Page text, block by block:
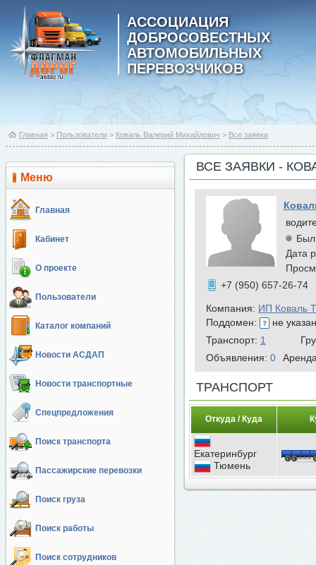
АССОЦИАЦИЯ
ДОБРОСОВЕСТНЫХ
АВТОМОБИЛЬНЫХ
ПЕРЕВОЗЧИКОВ
Главная > Пользователи > Коваль Валерий Михайлович > Все заявки
Меню
Главная
Кабинет
О проекте
Пользователи
Каталог компаний
Новости АСДАП
Новости транспортные
Спецпредложения
Поиск транспорта
Пассажирские перевозки
Поиск груза
Поиск работы
Поиск сотрудников
ВСЕ ЗАЯВКИ -
Был
Дата
+7 (950) 657-26-74
Компания: ИП Коваль
Поддомен:
не
Транспорт: 1
Объявления: 0
ТРАНСПОРТ
Откуда / Куда
Екатеринбург
Тюмень